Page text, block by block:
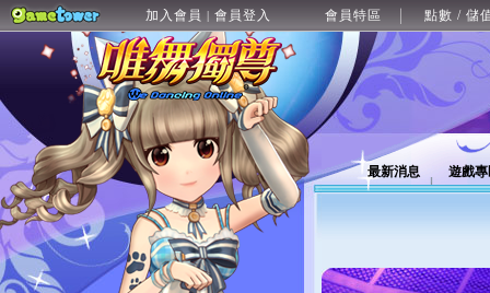
加入會員 | 會員登入 會員特區 點數 / 儲
最新消息 遊戲